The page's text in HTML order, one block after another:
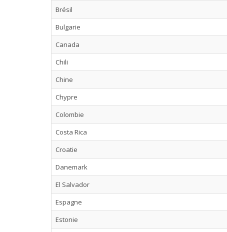
Brésil
Bulgarie
Canada
Chili
Chine
Chypre
Colombie
Costa Rica
Croatie
Danemark
El Salvador
Espagne
Estonie